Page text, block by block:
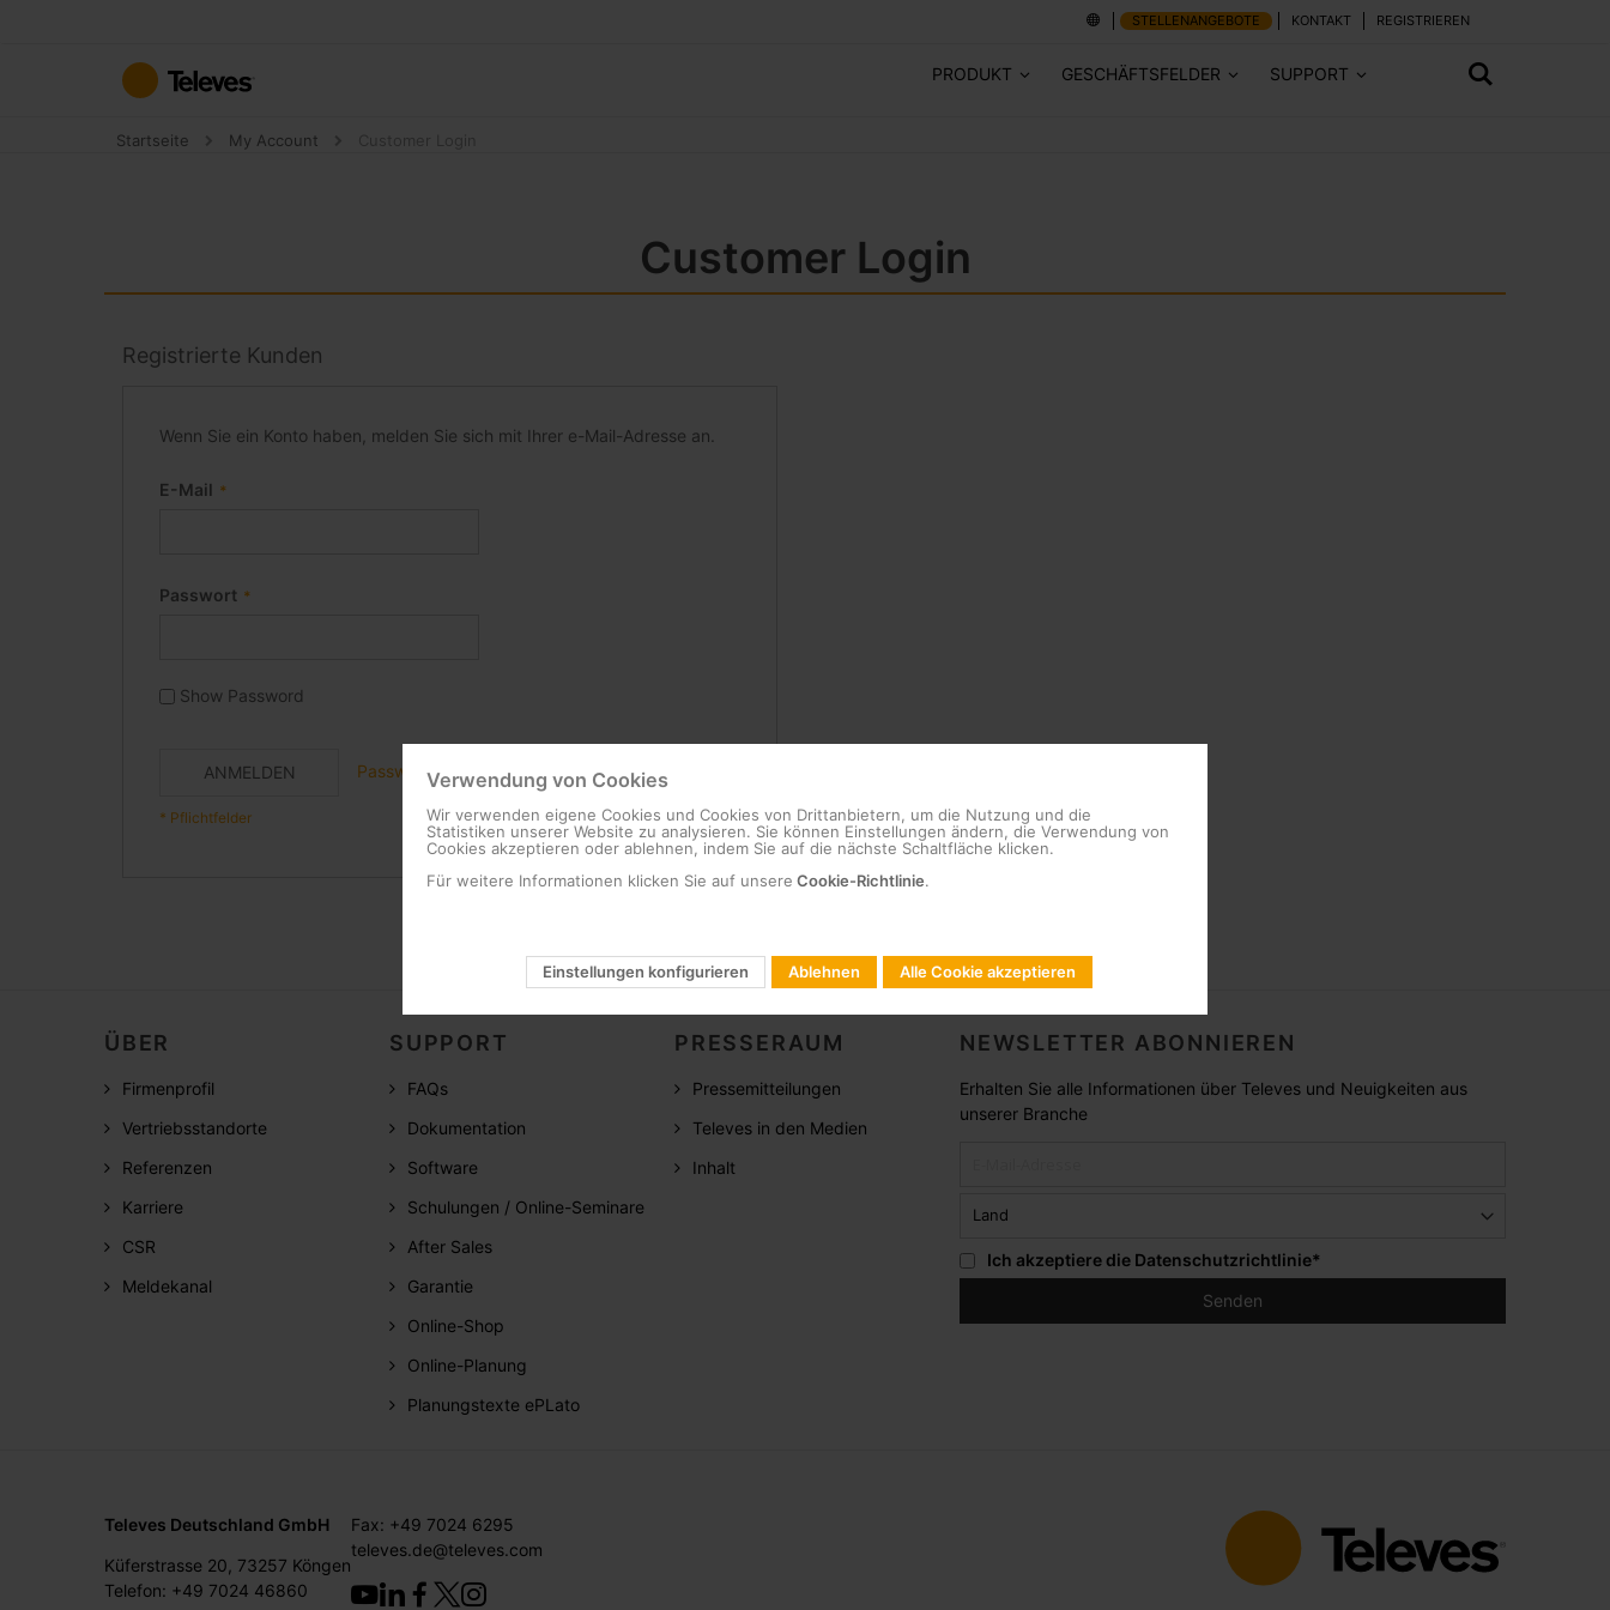
springen
STELLENANGEBOTE KONTAKT REGISTRIEREN
PRODUKT GESCHÄFTSFELDER SUPPORT
Startseite My Account
Customer Login
Registrierte Kunden
Wenn Sie ein Konto haben, melden Sie sich mit Ihrer e-Mail-Adresse an.
E-Mail
Passwort
Show Password
ANMELDEN Passwort vergessen?
ÜBER
Firmenprofil
Vertriebsstandorte
Referenzen
Karriere
CSR
Meldekanal
SUPPORT
FAQs
Dokumentation
Software
Schulungen / Online-Seminare
After Sales
Garantie
Online-Shop
Online-Planung
Planungstexte ePLato
PRESSERAUM
Pressemitteilungen
Televes in den Medien
Inhalt
NEWSLETTER ABONNIEREN
Erhalten Sie alle Informationen über Televes und Neuigkeiten aus
unserer Branche
Ich akzeptiere die Datenschutzrichtlinie*
Televes Deutschland GmbH
Küferstrasse 20, 73257 Köngen
Telefon: +49 7024 46860
Fax: +49 7024 6295
televes.de@televes.com
Verwendung von Cookies
Wir verwenden eigene Cookies und Cookies von Drittanbietern, um die Nutzung und die
Statistiken unserer Website zu analysieren. Sie können Einstellungen ändern, die Verwendung von
Cookies akzeptieren oder ablehnen, indem Sie auf die nächste Schaltfläche klicken.
Für weitere Informationen klicken Sie auf unsere Cookie-Richtlinie.
Einstellungen konfigurieren Ablehnen Alle Cookie akzeptieren